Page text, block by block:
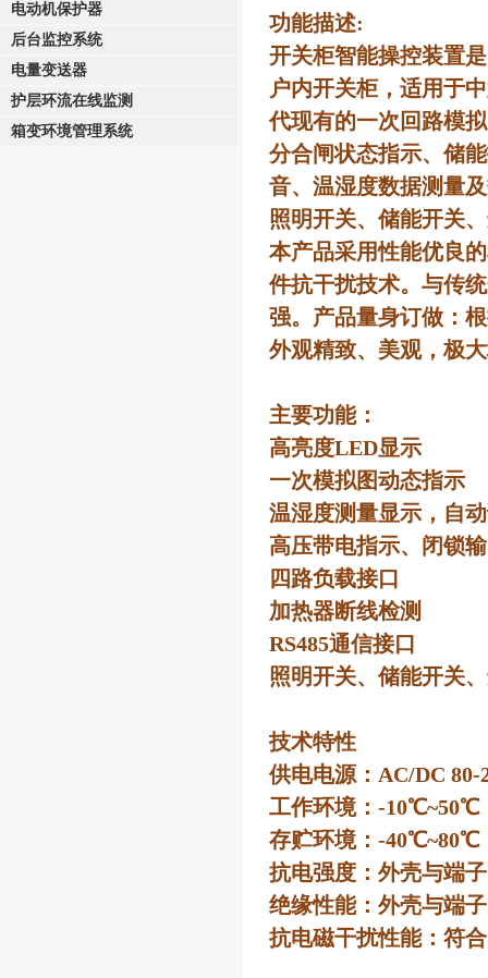
电动机保护器
后台监控系统
电量变送器
护层环流在线监测
箱变环境管理系统
功能描述:
开关柜智能操控装置
户内开关柜，适用于
代现有的一次回路模
分合闸状态指示、储
音、温湿度数据测量
照明开关、储能开关
本产品采用性能优良
件抗干扰技术。与传
强。产品量身订做：
外观精致、美观，极
主要功能：
高亮度LED显示
一次模拟图动态指示
温湿度测量显示，自
高压带电指示、闭锁
四路负载接口
加热器断线检测
RS485通信接口
照明开关、储能开关
技术特性
供电电源：AC/DC 80-
工作环境：-10℃~50℃
存贮环境：-40℃~80℃
抗电强度：外壳与端
绝缘性能：外壳与端
抗电磁干扰性能：符